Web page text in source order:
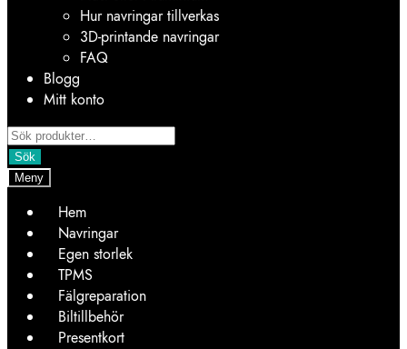
Hur navringar tillverkas
3D-printande navringar
FAQ
Blogg
Mitt konto
Products
search
Sök
Meny
Hem
Navringar
Egen storlek
TPMS
Fälgreparation
Biltillbehör
Presentkort